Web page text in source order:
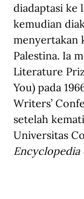
diadaptasi ke
kemudian
menyertakan
Palestina. Ia
Literature
You) pada
Writers’
setelah
Universitas
Encyclopedia